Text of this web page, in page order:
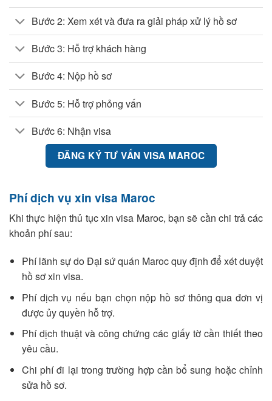
Bước 2: Xem xét và đưa ra giải pháp xử lý hồ sơ
Bước 3: Hỗ trợ khách hàng
Bước 4: Nộp hồ sơ
Bước 5: Hỗ trợ phỏng vấn
Bước 6: Nhận visa
ĐĂNG KÝ TƯ VẤN VISA MAROC
Phí dịch vụ xin visa Maroc
Khi thực hiện thủ tục xin visa Maroc, bạn sẽ cần chi trả các
khoản phí sau:
Phí lãnh sự do Đại sứ quán Maroc quy định để xét duyệt
hồ sơ xin visa.
Phí dịch vụ nếu bạn chọn nộp hồ sơ thông qua đơn vị
được ủy quyền hỗ trợ.
Phí dịch thuật và công chứng các giấy tờ cần thiết theo
yêu cầu.
Chi phí đi lại trong trường hợp cần bổ sung hoặc chỉnh
sửa hồ sơ.